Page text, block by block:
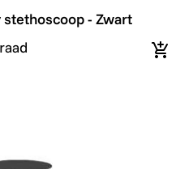
- Zwart
- Zwart
In